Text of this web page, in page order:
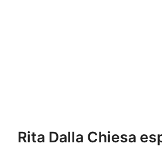
Rita Dalla Chiesa